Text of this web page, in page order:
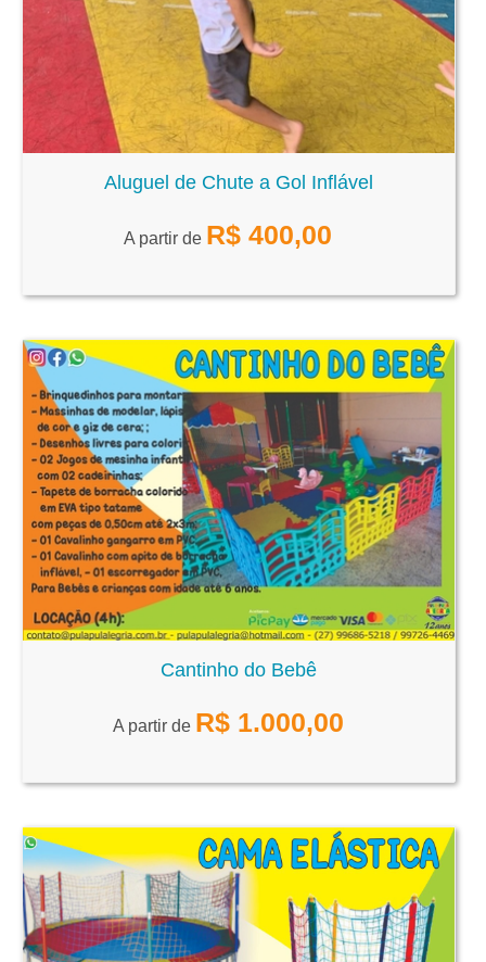
Aluguel de Chute a Gol Inflável
A partir de R$ 400,00
Cantinho do Bebê
A partir de R$ 1.000,00